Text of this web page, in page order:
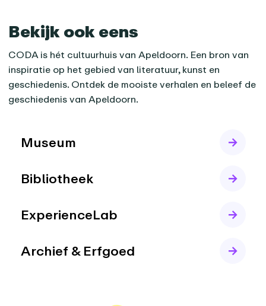
Bekijk ook eens
CODA is hét cultuurhuis van Apeldoorn. Een bron van
inspiratie op het gebied van literatuur, kunst en
geschiedenis. Ontdek de mooiste verhalen en beleef de
geschiedenis van Apeldoorn.
Museum
Bibliotheek
ExperienceLab
Archief & Erfgoed